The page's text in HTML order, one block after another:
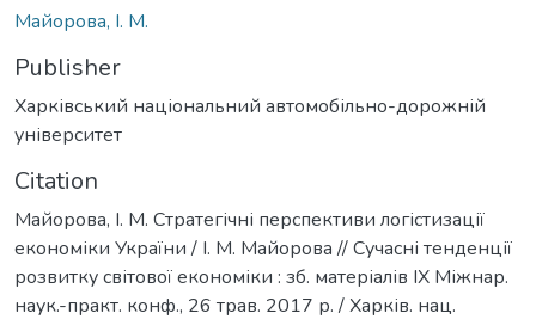
Майорова, І. М.
Publisher
Харківський національний автомобільно-дорожній
університет
Citation
Майорова, І. М. Стратегічні перспективи логістизації
економіки України / І. М. Майорова // Сучасні тенденції
розвитку світової економіки : зб. матеріалів ІХ Міжнар.
наук.-практ. конф., 26 трав. 2017 р. / Харків. нац.